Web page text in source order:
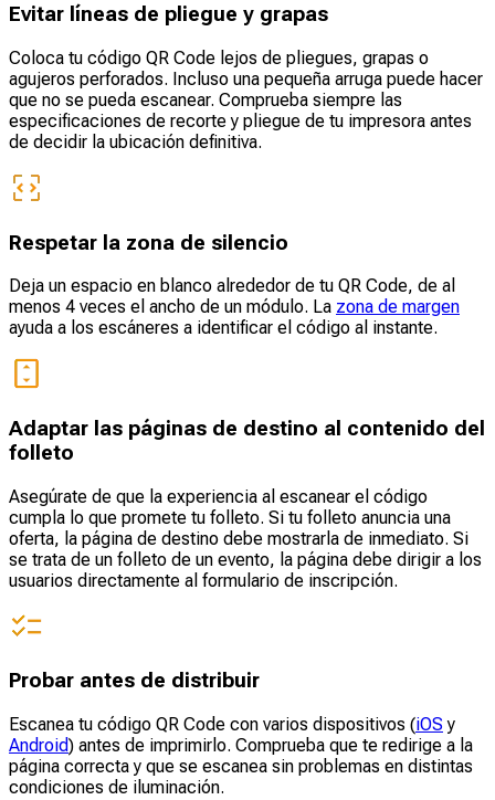
Evitar líneas de pliegue y grapas
Coloca tu código QR Code lejos de pliegues, grapas o
agujeros perforados. Incluso una pequeña arruga puede hacer
que no se pueda escanear. Comprueba siempre las
especificaciones de recorte y pliegue de tu impresora antes
de decidir la ubicación definitiva.
Respetar la zona de silencio
Deja un espacio en blanco alrededor de tu QR Code, de al
menos 4 veces el ancho de un módulo. La zona de margen
ayuda a los escáneres a identificar el código al instante.
Adaptar las páginas de destino al contenido del
folleto
Asegúrate de que la experiencia al escanear el código
cumpla lo que promete tu folleto. Si tu folleto anuncia una
oferta, la página de destino debe mostrarla de inmediato. Si
se trata de un folleto de un evento, la página debe dirigir a los
usuarios directamente al formulario de inscripción.
Probar antes de distribuir
Escanea tu código QR Code con varios dispositivos (iOS y
Android) antes de imprimirlo. Comprueba que te redirige a la
página correcta y que se escanea sin problemas en distintas
condiciones de iluminación.